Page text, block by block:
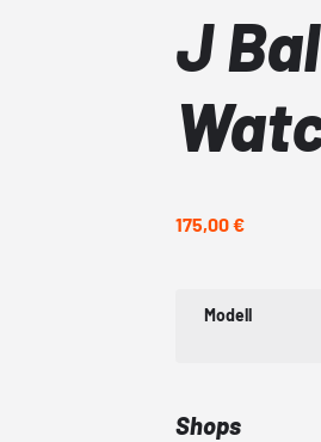
J
175,00 €
Modell
Shops